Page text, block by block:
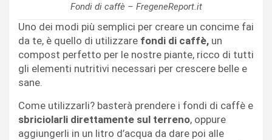
Fondi di caffè – FregeneReport.it
Uno dei modi più semplici per creare un concime fai
da te, è quello di utilizzare fondi di caffè, un
compost perfetto per le nostre piante, ricco di tutti
gli elementi nutritivi necessari per crescere belle e
sane.
Come utilizzarli? basterà prendere i fondi di caffè e
sbriciolarli direttamente sul terreno, oppure
aggiungerli in un litro d’acqua da dare poi alle